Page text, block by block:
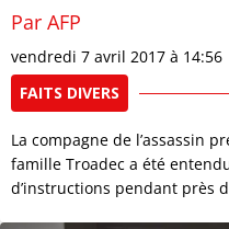
Par AFP
vendredi 7 avril 2017 à 14:56
FAITS DIVERS
La compagne de l’assassin
famille Troadec a été
d’instructions pendant près